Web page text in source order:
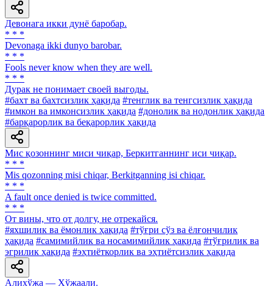
Девонага икки дунё баробар.
* * *
Devonaga ikki dunyo barobar.
* * *
Fools never know when they are well.
* * *
Дурак не понимает своей выгоды.
#бахт ва бахтсизлик ҳақида #тенглик ва тенгсизлик ҳақида
#имкон ва имконсизлик ҳақида #донолик ва нодонлик ҳақида
#барқарорлик ва беқарорлик ҳақида
Мис қозоннинг миси чиқар, Беркитганнинг иси чиқар.
* * *
Mis qozonning misi chiqar, Berkitganning isi chiqar.
* * *
A fault once denied is twice committed.
* * *
От вины, что от долгу, не отрекайся.
#яхшилик ва ёмонлик ҳақида #тўғри сўз ва ёлғончилик
ҳақида #самимийлик ва носамимийлик ҳақида #тўғрилик ва
эгрилик ҳақида #эҳтиёткорлик ва эҳтиётсизлик ҳақида
Алихўжа — Хўжаали.